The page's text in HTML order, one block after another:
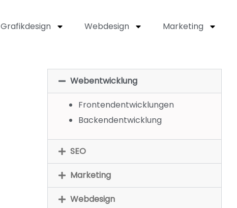
Grafikdesign Webdesign Marketing
Webentwicklung
Frontendentwicklungen
Backendentwicklung
SEO
Marketing
Webdesign